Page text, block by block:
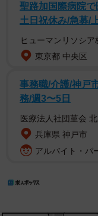
聖路加国際病院
土日祝休み/急募/
ヒューマンリソシア
東京都 中央区
事務職/介護/神戸
務/週3〜5日
医療法人社団菫会
兵庫県 神戸市
アルバイト・パ